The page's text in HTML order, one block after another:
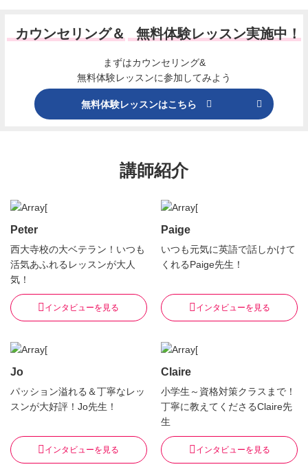
カウンセリング＆ 無料体験レッスン実施中！
まずはカウンセリング&
無料体験レッスンに参加してみよう
無料体験レッスンはこちら
講師紹介
Peter
西大寺校の大ベテラン！いつも
活気あふれるレッスンが大人
気！
インタビューを見る
Paige
いつも元気に英語で話しかけて
くれるPaige先生！
インタビューを見る
Jo
パッション溢れる＆丁寧なレッ
スンが大好評！Jo先生！
インタビューを見る
Claire
小学生～資格対策クラスまで！
丁寧に教えてくださるClaire先
生
インタビューを見る